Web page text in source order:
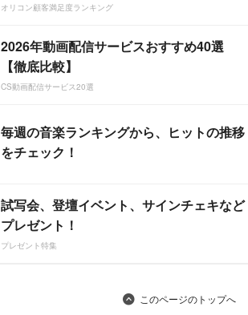
オリコン顧客満足度ランキング
2026年動画配信サービスおすすめ40選
【徹底比較】
CS動画配信サービス20選
毎週の音楽ランキングから、ヒットの推移
をチェック！
試写会、登壇イベント、サインチェキなど
プレゼント！
プレゼント特集
このページのトップへ